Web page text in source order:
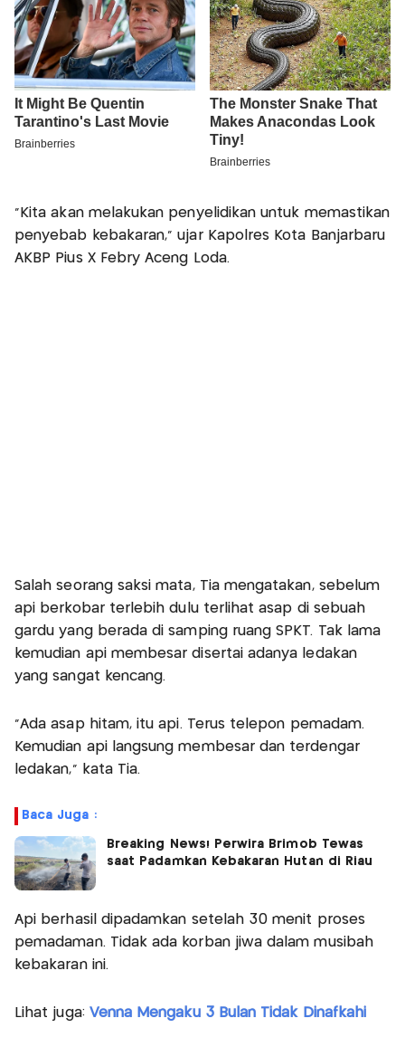
“Kita akan melakukan penyelidikan untuk memastikan
penyebab kebakaran,” ujar Kapolres Kota Banjarbaru
AKBP Pius X Febry Aceng Loda.
Salah seorang saksi mata, Tia mengatakan, sebelum
api berkobar terlebih dulu terlihat asap di sebuah
gardu yang berada di samping ruang SPKT. Tak lama
kemudian api membesar disertai adanya ledakan
yang sangat kencang.
“Ada asap hitam, itu api. Terus telepon pemadam.
Kemudian api langsung membesar dan terdengar
ledakan,” kata Tia.
Baca Juga :
Breaking News! Perwira Brimob Tewas
saat Padamkan Kebakaran Hutan di Riau
Api berhasil dipadamkan setelah 30 menit proses
pemadaman. Tidak ada korban jiwa dalam musibah
kebakaran ini.
Lihat juga: Venna Mengaku 3 Bulan Tidak Dinafkahi